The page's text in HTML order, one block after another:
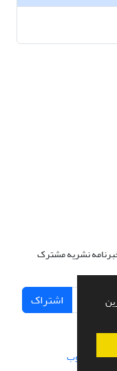
نشریه مشترک
اشتراک
از سیناوب